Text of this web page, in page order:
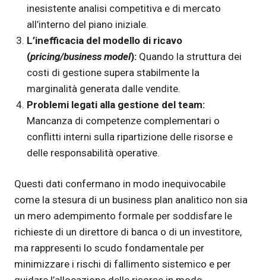
inesistente analisi competitiva e di mercato
all’interno del piano iniziale.
L’inefficacia del modello di ricavo
(pricing/business model): Quando la struttura dei
costi di gestione supera stabilmente la
marginalità generata dalle vendite.
Problemi legati alla gestione del team:
Mancanza di competenze complementari o
conflitti interni sulla ripartizione delle risorse e
delle responsabilità operative.
Questi dati confermano in modo inequivocabile
come la stesura di un business plan analitico non sia
un mero adempimento formale per soddisfare le
richieste di un direttore di banca o di un investitore,
ma rappresenti lo scudo fondamentale per
minimizzare i rischi di fallimento sistemico e per